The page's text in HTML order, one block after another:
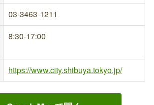
03-3463-1211
8:30-17:00
https://www.city.shibuya.tokyo.jp/